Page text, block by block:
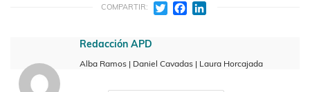
COMPARTIR: TwitterFacebook
Redacción APD
Alba Ramos | Daniel Cavadas | Laura Horcajada